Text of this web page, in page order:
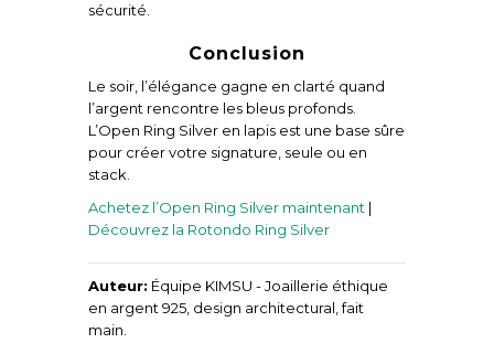
sécurité.
Conclusion
Le soir, l’élégance gagne en clarté quand
l’argent rencontre les bleus profonds.
L’Open Ring Silver en lapis est une base sûre
pour créer votre signature, seule ou en
stack.
Achetez l’Open Ring Silver maintenant |
Découvrez la Rotondo Ring Silver
Auteur: Équipe KIMSU - Joaillerie éthique
en argent 925, design architectural, fait
main.